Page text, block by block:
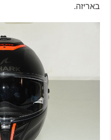
באריזה.